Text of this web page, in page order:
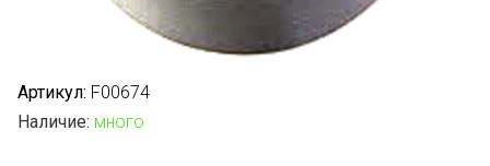
Артикул: F00674
Наличие: много